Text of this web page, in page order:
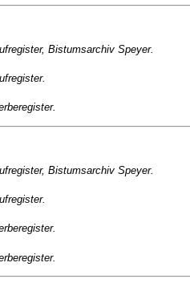
Bistumsarchiv Speyer.
Bistumsarchiv Speyer.